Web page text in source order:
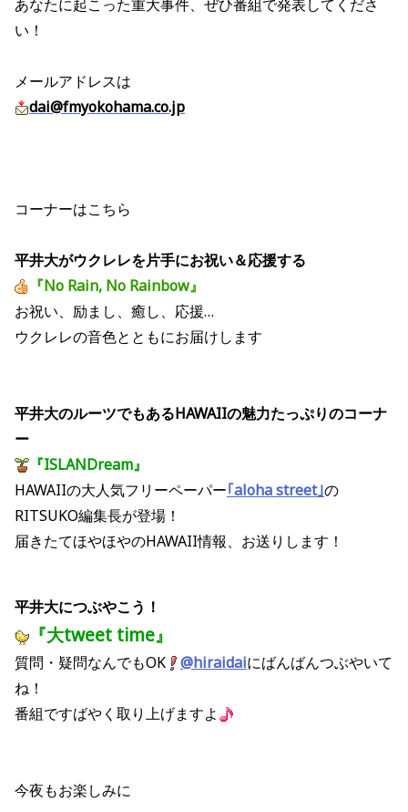
あなたに起こった重大事件、ぜひ番組で発表してくださ
い！
メールアドレスは
dai@fmyokohama.co.jp
コーナーはこちら
平井大がウクレレを片手にお祝い＆応援する
『No Rain, No Rainbow』
お祝い、励まし、癒し、応援…
ウクレレの音色とともにお届けします
平井大のルーツでもあるHAWAIIの魅力たっぷりのコーナ
ー
『ISLANDream』
HAWAIIの大人気フリーペーパー｢aloha street｣の
RITSUKO編集長が登場！
届きたてほやほやのHAWAII情報、お送りします！
平井大につぶやこう！
『大tweet time』
質問・疑問なんでもOK @hiraidaiにばんばんつぶやいて
ね！
番組ですばやく取り上げますよ
今夜もお楽しみに